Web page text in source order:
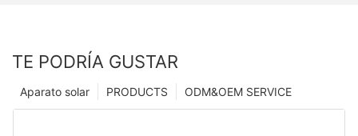
TE PODRÍA GUSTAR
ODM&OEM SERVICE
PRODUCTS
Aparato solar